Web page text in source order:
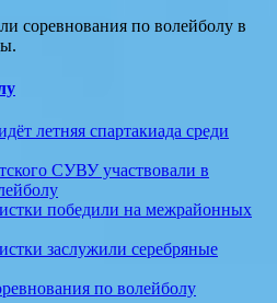
соревнования по волейболу в
летняя спартакиада среди
СУВУ участвовали в
победили на межрайонных
заслужили серебряные
по волейболу